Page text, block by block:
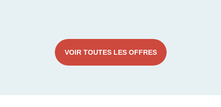
VOIR TOUTES LES OFFRES